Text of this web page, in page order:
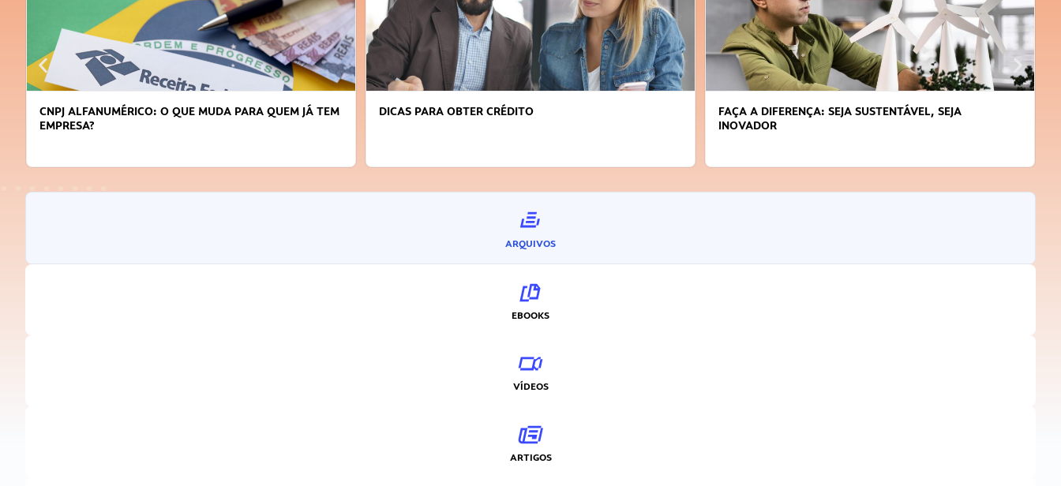
CNPJ ALFANUMÉRICO: O QUE MUDA PARA QUEM JÁ TEM
EMPRESA?
DICAS PARA OBTER CRÉDITO
FAÇA A DIFERENÇA: SEJA SUSTENTÁVEL, SEJA
INOVADOR
ARQUIVOS
EBOOKS
VÍDEOS
ARTIGOS